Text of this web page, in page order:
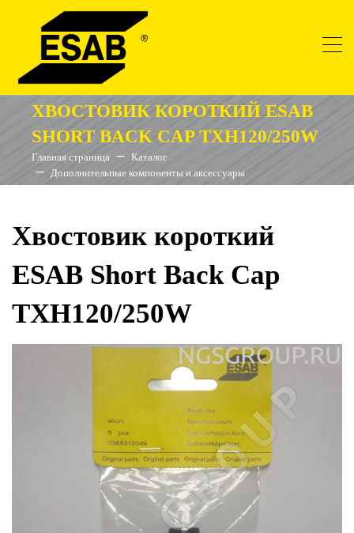
ХВОСТОВИК КОРОТКИЙ ESAB
SHORT BACK CAP TXH120/250W
Главная страница
Каталог
Дополнительные компоненты и аксессуары
Хвостовик короткий
ESAB Short Back Cap
TXH120/250W